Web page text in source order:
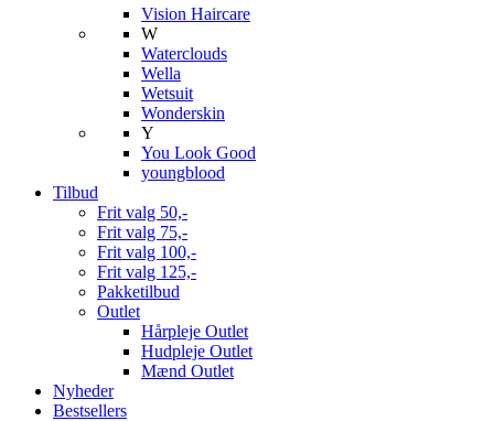
Vision Haircare
W
Waterclouds
Wella
Wetsuit
Wonderskin
Y
You Look Good
youngblood
Tilbud
Frit valg 50,-
Frit valg 75,-
Frit valg 100,-
Frit valg 125,-
Pakketilbud
Outlet
Hårpleje Outlet
Hudpleje Outlet
Mænd Outlet
Nyheder
Bestsellers